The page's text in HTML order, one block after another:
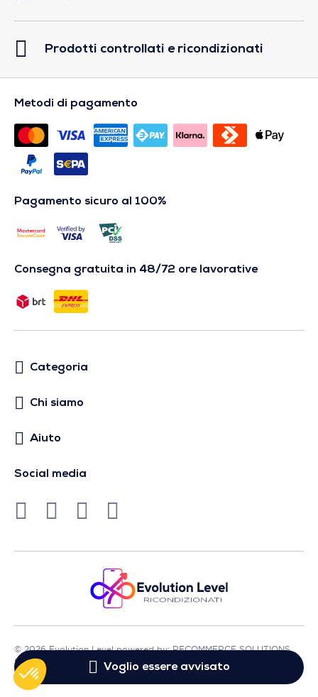
Voglio essere avvisato
Prodotti controllati e ricondizionati
Metodi di pagamento
Pagamento sicuro al 100%
Consegna gratuita in 48/72 ore lavorative
Categoria
Chi siamo
Aiuto
Social media
© 2026 Evolution Level powered by: RECOMMERCE SOLUTIONS
SA - Sede in Avenue Lénine, 54 - 94250 Gentilly - Francia
- P.IVA FR01513969402 - Tutti i diritti riservati